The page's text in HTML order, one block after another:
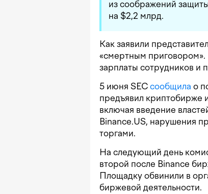
из соображений
на $2,2 млрд.
Как заявили
«смертным приговором».
зарплаты сотрудников и
5 июня SEC сообщила о
предъявил криптобирже
включая введение
Binance.US, нарушения
торгами.
На следующий день
второй после Binance
Площадку обвинили в
биржевой деятельности.